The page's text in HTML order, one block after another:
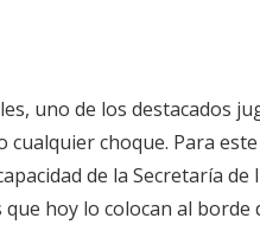
uno de los destacados
cualquier choque. Para
de la Secretaría de
hoy lo colocan al borde